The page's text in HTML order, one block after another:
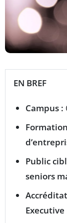
EN BREF
Campus :
Public
seniors
Executive